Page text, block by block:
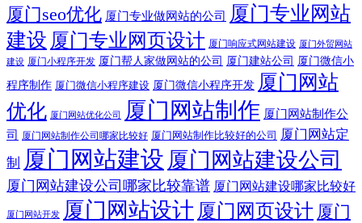
厦门seo优化 厦门专业做网站的公司
厦门专业网站
建设 厦门专业网页设计 厦门响应式网站建设 厦门外贸网站
建设 厦门小程序开发 厦门帮人家做网站的公司 厦门建站公司 厦门微信小
程序制作 厦门微信小程序建设 厦门微信小程序开发 厦门网站
优化 厦门网站优化公司 厦门网站制作 厦门网站制作公
司
厦门网站制作公司哪家比较好 厦门网站制作比较好的公司 厦门网站定
制 厦门网站建设 厦门网站建设公司
厦门网站建设公司哪家比较靠谱 厦门网站建设哪家比较好
厦门网站开发 厦门网站设计 厦门网页设计 厦门